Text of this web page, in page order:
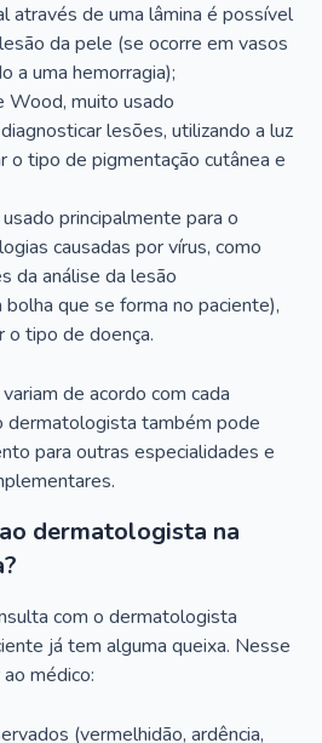
através de uma lâmina é possível
da pele (se ocorre em vasos
a uma hemorragia);
Wood, muito usado
lesões, utilizando a luz
o tipo de pigmentação cutânea e
principalmente para o
causadas por vírus, como
da análise da lesão
que se forma no paciente),
o tipo de doença.
de acordo com cada
dermatologista também pode
para outras especialidades e
dermatologista na
com o dermatologista
já tem alguma queixa. Nesse
médico:
(vermelhidão, ardência,